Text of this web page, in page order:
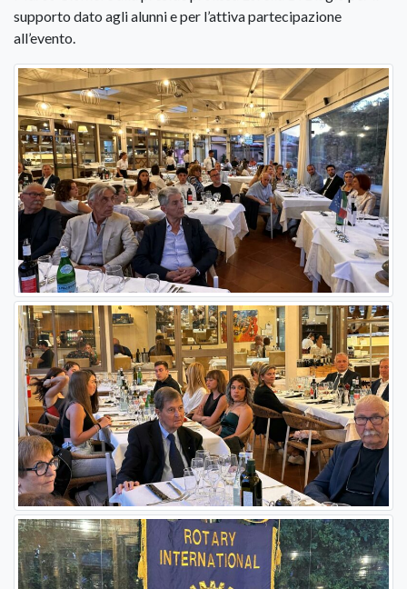
supporto dato agli alunni e per l’attiva partecipazione
all’evento.